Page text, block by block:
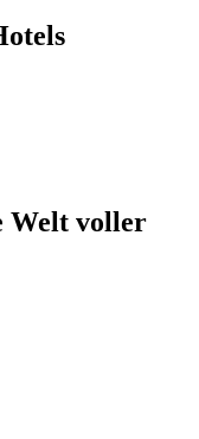
Welt voller